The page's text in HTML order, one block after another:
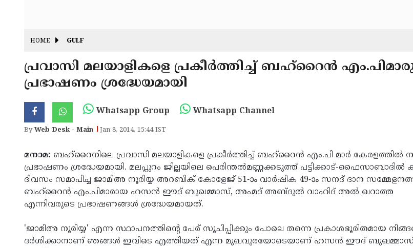
HOME GULF
പ്രവാസി മലയാളികളെ പ്രകീര്‍ത്തിച്ച് ബഹ്‌റൈന്‍
പ്രഭാഷണം ശ്രദ്ധേയമായി
Whatsapp Group Whatsapp Channel
ByWeb Desk - Main Jan 8, 2014, 15:44 IST
മനാമ: ബഹ്‌റൈനിലെ പ്രവാസി മലയാളികളെ പ്രകീര്‍ത്തിച്ച് ബഹ്‌റൈന്‍ എം.പി മാര്‍ കേരളത്തില്‍
പ്രഭാഷണം ശ്രദ്ധേയമായി. മലപ്പുറം ജില്ലയിലെ പെരിന്തല്‍മണ്ണക്കടുത്ത് പട്ടിക്കാട്-ഫൈസാബാദില്‍
ദിവസം സമാപിച്ച ജാമിഅ നൂരിയ്യ അറബിക് കോളേജ് 51-ാം വാര്‍ഷിക 49-ാം സനദ് ദാന
ബഹ്‌റൈന്‍ എം.പിമാരായ ഹസന്‍ ഈദ് ബുഖമ്മാസ്, അഹ്മദ് അബ്ദുല്‍ വാഹിദ് അല്‍ ഖറാത്ത
എന്നിവരുടെ പ്രഭാഷണങ്ങള്‍ ശ്രദ്ധേയമായത്.
'ജാമിഅ നൂരിയ്യ' എന്ന സ്ഥാപനത്തിന്റെ പേര് സൂചിപ്പിക്കും പോലെ തന്നെ പ്രകാശഭൂരിതമായ
ദര്‍ശിക്കാനാണ് ഞങ്ങള്‍ ഇവിടെ എത്തിയത് എന്ന മുഖവുരയോടെയാണ് ഹസന്‍ ഈദ് ബുഖമ്മാസ്